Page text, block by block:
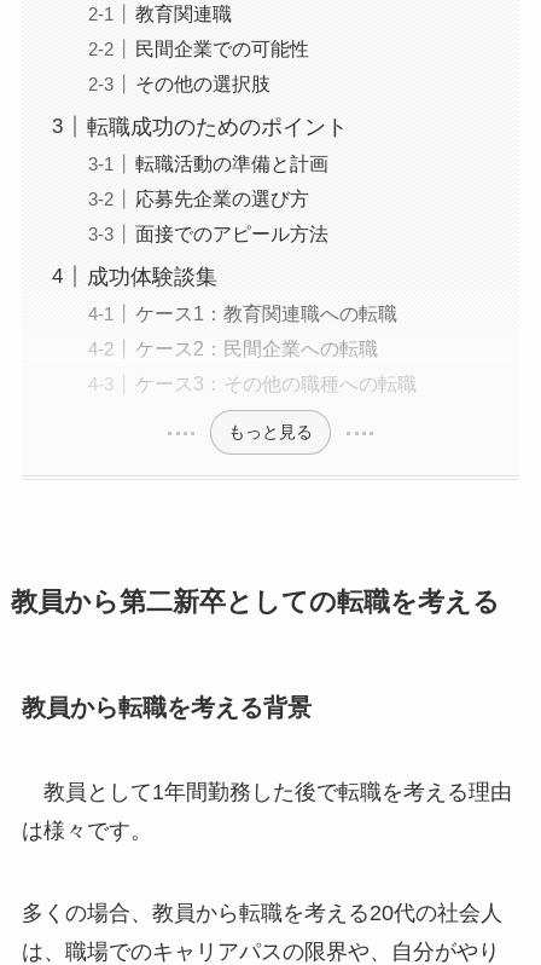
教育関連職
民間企業での可能性
その他の選択肢
転職成功のためのポイント
転職活動の準備と計画
応募先企業の選び方
面接でのアピール方法
成功体験談集
ケース1：教育関連職への転職
ケース2：民間企業への転職
ケース3：その他の職種への転職
もっと見る
教員から第二新卒としての転職を考える
教員から転職を考える背景
教員として1年間勤務した後で転職を考える理由
は様々です。
多くの場合、教員から転職を考える20代の社会人
は、職場でのキャリアパスの限界や、自分がやり